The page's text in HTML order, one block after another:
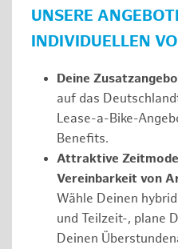
UNSERE
INDIVIDUELLEN
Deine
auf das
Lease-a-Bike-
Benefits.
Attraktive
Vereinbarkeit von
Wähle Deinen
und Teilzeit-, plane
Deinen